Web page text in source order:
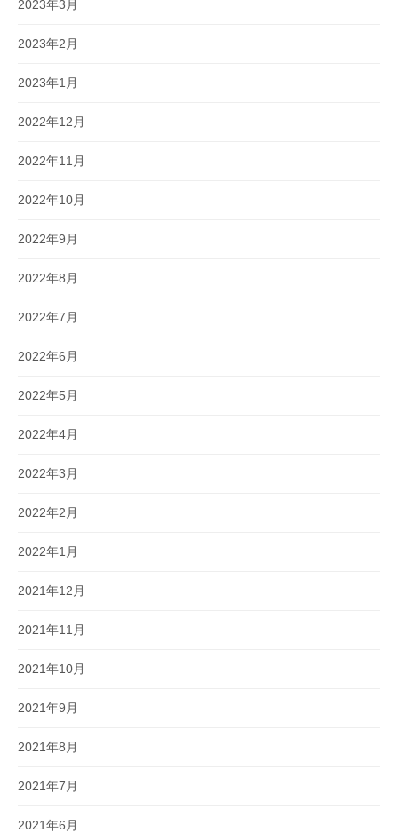
2023年3月
2023年2月
2023年1月
2022年12月
2022年11月
2022年10月
2022年9月
2022年8月
2022年7月
2022年6月
2022年5月
2022年4月
2022年3月
2022年2月
2022年1月
2021年12月
2021年11月
2021年10月
2021年9月
2021年8月
2021年7月
2021年6月